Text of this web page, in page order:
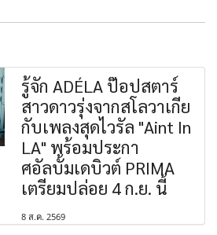
รู้จัก ADÉLA ป๊อปสตาร์
สาวดาวรุ่งจากสโลวาเกีย
กับเพลงสุดไวรัล "Aint In
LA" พร้อมประกา
ศอัลบั้มเดบิวต์ PRIMA
เตรียมปล่อย 4 ก.ย. นี้
8 ส.ค. 2569